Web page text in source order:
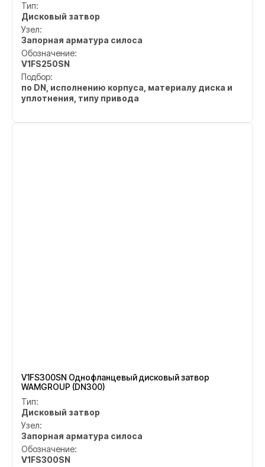
Тип:
Дисковый затвор
Узел:
Запорная арматура силоса
Обозначение:
V1FS250SN
Подбор:
по DN, исполнению корпуса, материалу диска и
уплотнения, типу привода
V1FS300SN Однофланцевый дисковый затвор
WAMGROUP (DN300)
Тип:
Дисковый затвор
Узел:
Запорная арматура силоса
Обозначение:
V1FS300SN